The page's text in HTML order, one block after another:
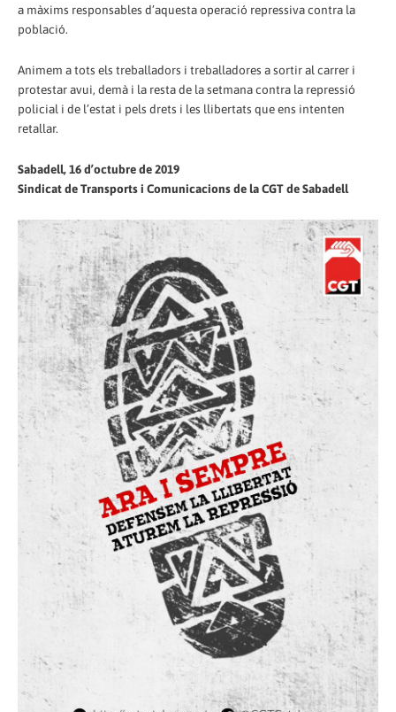
a màxims responsables d’aquesta operació repressiva contra la
població.
Animem a tots els treballadors i treballadores a sortir al carrer i
protestar avui, demà i la resta de la setmana contra la repressió
policial i de l’estat i pels drets i les llibertats que ens intenten
retallar.
Sabadell, 16 d’octubre de 2019
Sindicat de Transports i Comunicacions de la CGT de Sabadell